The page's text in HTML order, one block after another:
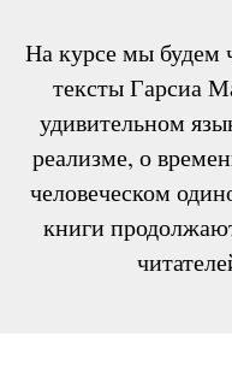
На курсе мы будем
тексты Гарсиа
удивительном
реализме, о
человеческом
книги